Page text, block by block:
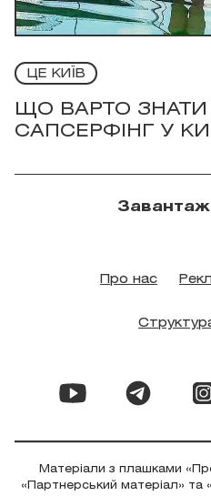
ЦЕ КИЇВ
ЩО ВАРТО
САПСЕРФІНГ У
Про нас
Матеріали з плашками
«Партнерський матеріал»